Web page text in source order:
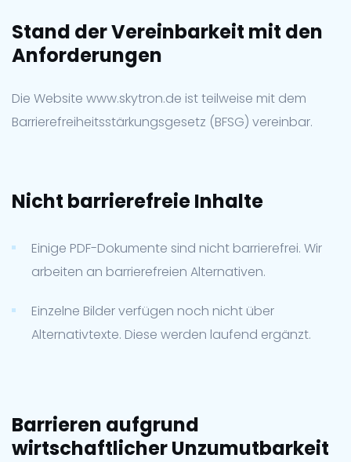
Stand der Vereinbarkeit mit den
Anforderungen
Die Website www.skytron.de ist teilweise mit dem
Barrierefreiheitsstärkungsgesetz (BFSG) vereinbar.
Nicht barrierefreie Inhalte
Einige PDF-Dokumente sind nicht barrierefrei. Wir
arbeiten an barrierefreien Alternativen.
Einzelne Bilder verfügen noch nicht über
Alternativtexte. Diese werden laufend ergänzt.
Barrieren aufgrund
wirtschaftlicher Unzumutbarkeit